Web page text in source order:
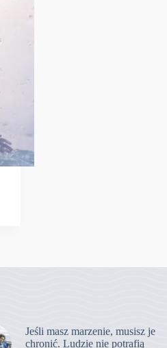
Jeśli masz marzenie, musisz je
chronić. Ludzie nie potrafią